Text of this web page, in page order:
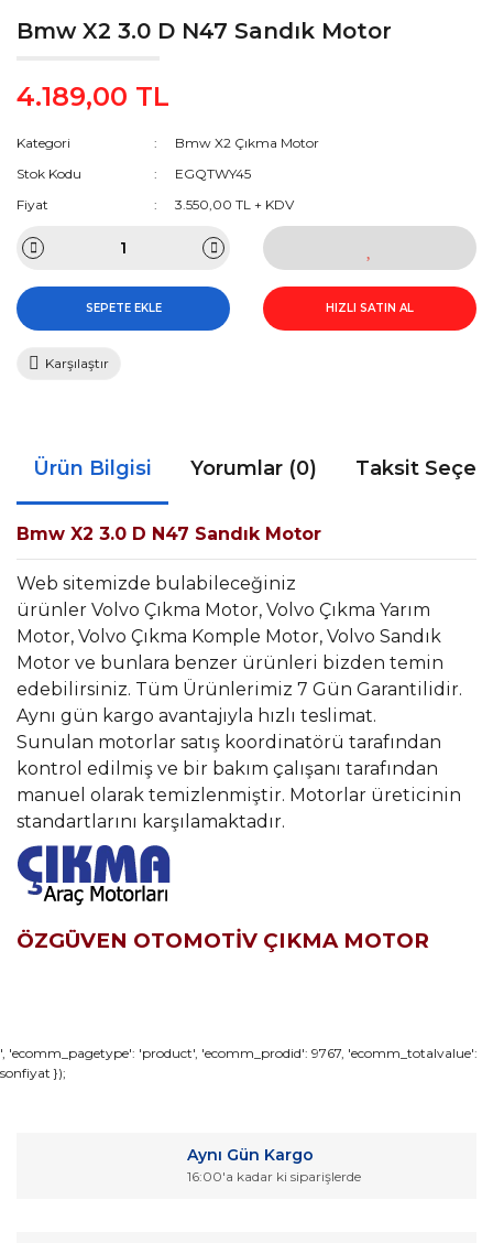
Bmw X2 3.0 D N47 Sandık Motor
4.189,00 TL
Kategori
Bmw X2 Çıkma Motor
Stok Kodu
EGQTWY45
Fiyat
3.550,00 TL + KDV
SEPETE EKLE HIZLI SATIN AL
Karşılaştır
Ürün Bilgisi Yorumlar (0) Taksit
Bmw X2 3.0 D N47 Sandık Motor
Web sitemizde bulabileceğiniz
ürünler Volvo Çıkma Motor, Volvo Çıkma Yarım
Motor, Volvo Çıkma Komple Motor, Volvo Sandık
Motor ve bunlara benzer ürünleri bizden temin
edebilirsiniz. Tüm Ürünlerimiz 7 Gün Garantilidir.
Aynı gün kargo avantajıyla hızlı teslimat.
Sunulan motorlar satış koordinatörü tarafından
kontrol edilmiş ve bir bakım çalışanı tarafından
manuel olarak temizlenmiştir. Motorlar üreticinin
standartlarını karşılamaktadır.
ÖZGÜVEN OTOMOTİV ÇIKMA MOTOR
Yorum Yaz
Bu ürünün fiyat bilgisi, resim, ürün açıklamalarında ve diğer
konularda yetersiz gördüğünüz noktaları öneri formunu
Ürün resmi kalitesiz, bozuk veya görüntülenemiyor.
', 'ecomm_pagetype': 'product', 'ecomm_prodid': 9767, 'ecomm_totalvalue':
sonfiyat });
Aynı Gün Kargo
16:00'a kadar ki siparişlerde